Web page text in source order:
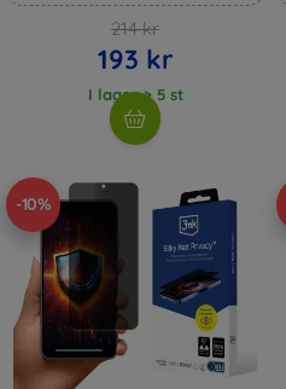
214 kr
193 kr
I lager > 5 st
-10%